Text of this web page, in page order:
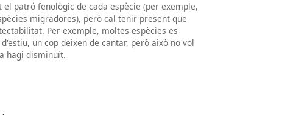
patró fenològic de cada espècie (per exemple,
migradores), però cal tenir present que
Per exemple, moltes espècies es
un cop deixen de cantar, però això no vol
hagi disminuït.